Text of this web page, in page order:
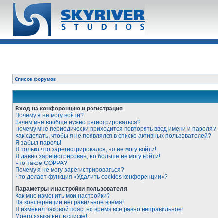
Список форумов
Вход на конференцию и регистрация
Почему я не могу войти?
Зачем мне вообще нужно регистрироваться?
Почему мне периодически приходится повторять ввод имени и пароля?
Как сделать, чтобы я не появлялся в списке активных пользователей?
Я забыл пароль!
Я только что зарегистрировался, но не могу войти!
Я давно зарегистрирован, но больше не могу войти!
Что такое COPPA?
Почему я не могу зарегистрироваться?
Что делает функция «Удалить cookies конференции»?
Параметры и настройки пользователя
Как мне изменить мои настройки?
На конференции неправильное время!
Я изменил часовой пояс, но время всё равно неправильное!
Моего языка нет в списке!